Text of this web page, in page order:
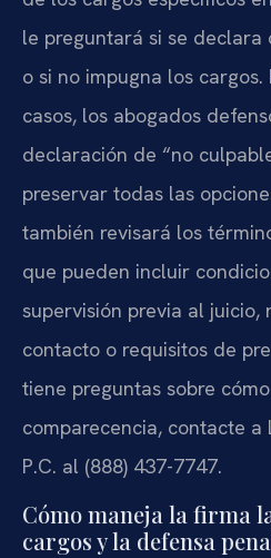
le preguntará si se declara
o si no impugna los
casos, los abogados
declaración de “no
preservar todas las
también revisará los
que pueden incluir
supervisión previa al juicio,
contacto o requisitos de
tiene preguntas sobre
comparecencia, contacte a
P.C. al (888) 437-7747.
Cómo maneja la firma
cargos y la defensa